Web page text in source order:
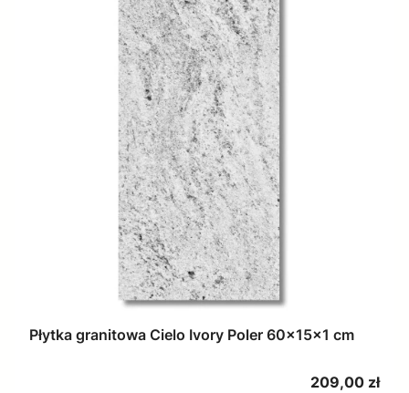
Płytka granitowa Cielo Ivory Poler 60x15x1 cm
Cena
209,00 zł